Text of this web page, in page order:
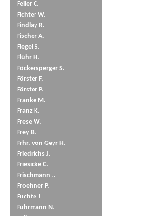
Feiler C.
Fichter W.
Findlay R.
Fischer A.
Flegel S.
Flühr H.
Föckersperger S.
Förster F.
Förster P.
Franke M.
Franz K.
Frese W.
Frey B.
Frhr. von Geyr H.
Friedrichs J.
Friesicke C.
Frischmann J.
Froehner P.
Fuchte J.
Fuhrmann N.